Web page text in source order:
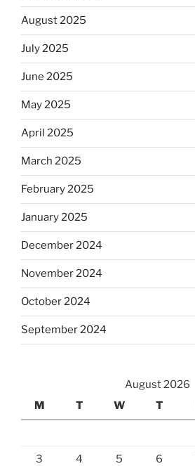
August 2025
July 2025
June 2025
May 2025
April 2025
March 2025
February 2025
January 2025
December 2024
November 2024
October 2024
September 2024
August 2026
M
T W T
3 4 5 6